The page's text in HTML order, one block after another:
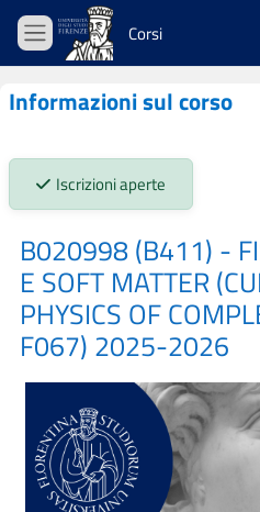
Vai al contenuto principale
Pannello laterale
Corsi
Informazioni sul corso
Stato iscrizioni:
Iscrizioni aperte
B020998 (B411) -
E SOFT MATTER
PHYSICS OF
F067) 2025-2026